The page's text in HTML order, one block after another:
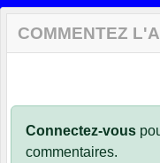
COMMENTEZ
Connectez-vous
commentaires.